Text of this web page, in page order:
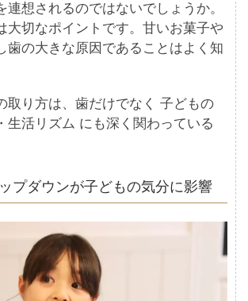
連想されるのではないでしょうか。
大切なポイントです。甘いお菓子や
歯の大きな原因であることはよく知
取り方は、歯だけでなく 子どもの
生活リズム にも深く関わっている
プダウンが子どもの気分に影響